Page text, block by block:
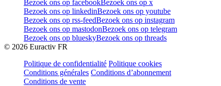
Bezoek ons op facebookBezoek ons op x
Bezoek ons op linkedinBezoek ons op youtube
Bezoek ons op rss-feedBezoek ons op instagram
Bezoek ons op mastodonBezoek ons op telegram
Bezoek ons op blueskyBezoek ons op threads
© 2026 Euractiv FR
Politique de confidentialité Politique cookies
Conditions générales Conditions d’abonnement
Conditions de vente